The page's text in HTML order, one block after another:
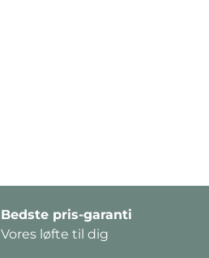
Bedste pris-garanti
Vores løfte til dig